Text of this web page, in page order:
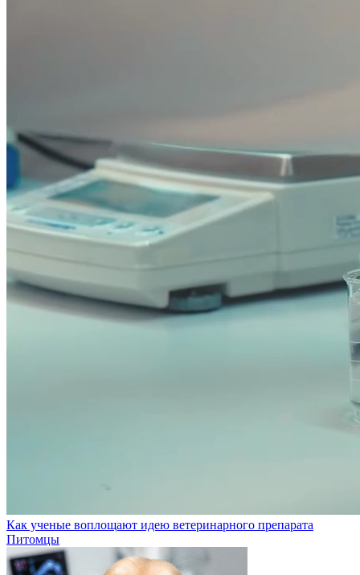
Как ученые воплощают идею ветеринарного препарата
Питомцы